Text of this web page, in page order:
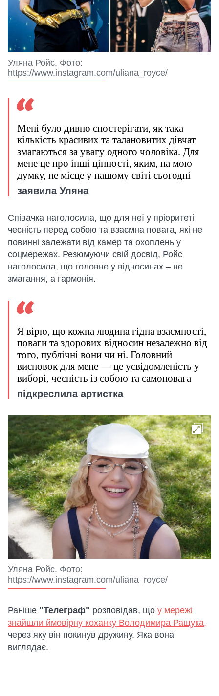
Уляна Ройс. Фото:
https://www.instagram.com/uliana_royce/
Мені було дивно спостерігати, як така
кількість красивих та талановитих дівчат
змагаються за увагу одного чоловіка. Для
мене це про інші цінності, яким, на мою
думку, не місце у нашому світі сьогодні
заявила Уляна
Співачка наголосила, що для неї у пріоритеті
чесність перед собою та взаємна повага, які не
повинні залежати від камер та охоплень у
соцмережах. Резюмуючи свій досвід, Ройс
наголосила, що головне у відносинах – не
змагання, а гармонія.
Я вірю, що кожна людина гідна взаємності,
поваги та здорових відносин незалежно від
того, публічні вони чи ні. Головний
висновок для мене — це усвідомленість у
виборі, чесність із собою та самоповага
підкреслила артистка
Уляна Ройс. Фото:
https://www.instagram.com/uliana_royce/
Раніше "Телеграф" розповідав, що у мережі
знайшли ймовірну коханку Володимира Ращука,
через яку він покинув дружину. Яка вона
виглядає.